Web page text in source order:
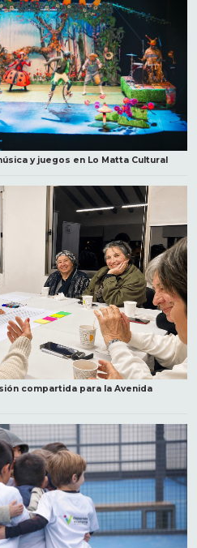
y juegos en Lo Matta Cultural
compartida para la Avenida